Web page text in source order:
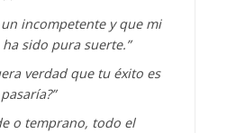
incompetente y que mi
sido pura suerte.”
verdad que tu éxito es
o temprano, todo el